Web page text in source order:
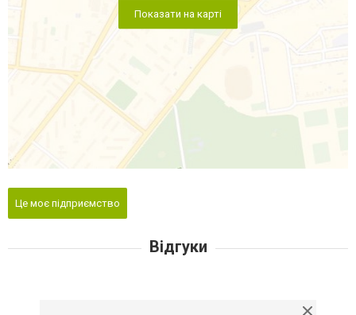
Показати на карті
Це моє підприємство
Відгуки